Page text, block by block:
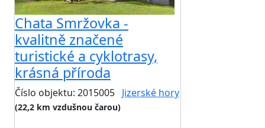
Chata Smržovka -
kvalitně značené
turistické a cyklotrasy,
krásná příroda
Číslo objektu: 2015005 Jizerské hory
(22,2 km vzdušnou čarou)